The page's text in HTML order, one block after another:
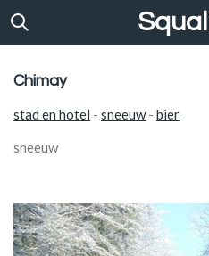
Ga
de
Chimay
stad en hotel - sneeuw- bier
sneeuw